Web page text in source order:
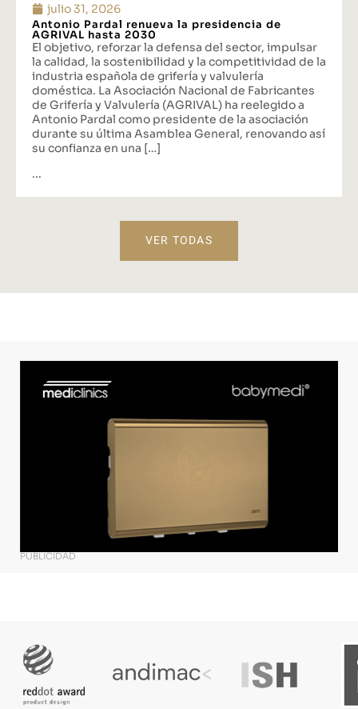
julio 31, 2026
Antonio Pardal renueva la presidencia de
AGRIVAL hasta 2030
El objetivo, reforzar la defensa del sector, impulsar
la calidad, la sostenibilidad y la competitividad de la
industria española de grifería y valvulería
doméstica. La Asociación Nacional de Fabricantes
de Grifería y Valvulería (AGRIVAL) ha reelegido a
Antonio Pardal como presidente de la asociación
durante su última Asamblea General, renovando así
su confianza en una […]
...
VER TODAS
PUBLICIDAD